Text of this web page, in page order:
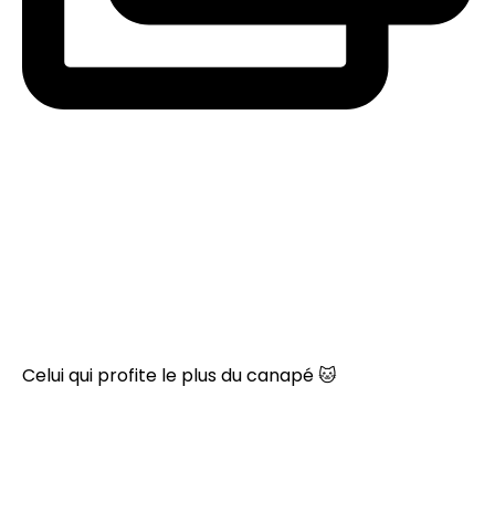
Celui qui profite le plus du canapé 🐱